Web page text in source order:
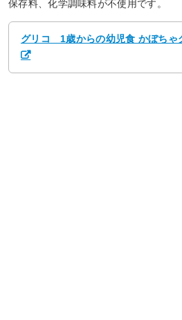
保存料、化学調味料が不使用です。
グリコ 1歳からの幼児食 かぼちゃ